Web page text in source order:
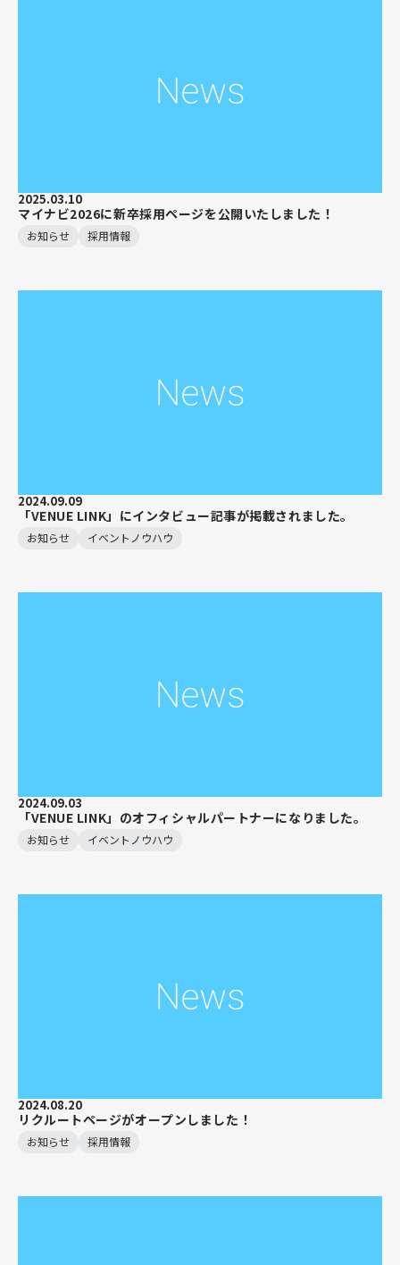
2025.03.10
マイナビ2026に新卒採用ページを公開いたしました！
お知らせ 採用情報
2024.09.09
「VENUE LINK」にインタビュー記事が掲載されました。
お知らせ イベントノウハウ
2024.09.03
「VENUE LINK」のオフィシャルパートナーになりました。
お知らせ イベントノウハウ
2024.08.20
リクルートページがオープンしました！
お知らせ 採用情報